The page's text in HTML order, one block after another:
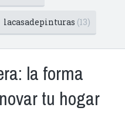
lacasadepinturas (13)
la forma
tu hogar